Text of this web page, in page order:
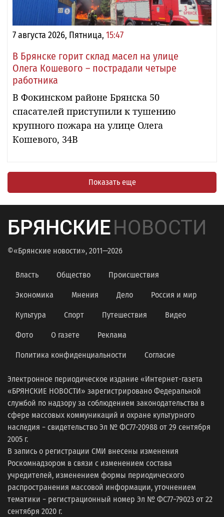
7 августа 2026, Пятница, 15:47
В Брянске горит склад масел на улице
Олега Кошевого – пострадали четыре
работника
В Фокинском районе Брянска 50
спасателей приступили к тушению
крупного пожара на улице Олега
Кошевого, 34В
Показать еще
БРЯНСКИЕНОВОСТИ
©«Брянские новости», 2011—2026
Власть Общество Происшествия
Экономика Мнения Дело Россия и мир
Культура Спорт Путешествия Видео
Фото О газете Реклама
Политика конфиденциальности Согласие
Электронное периодическое издание «Интернет-газета
«БРЯНСКИЕ НОВОСТИ» зарегистрировано Федеральной
службой по надзору за соблюдением законодательства в
сфере массовых коммуникаций и охране культурного
наследия − свидетельство Эл № ФС77-20988 от 29 сентября
2005 г.
В запись о регистрации СМИ внесены изменения
Роскомнадзором в связи с изменением состава
учредителей, изменением формы периодического
распространения массовой информации, уточнением
тематики − регистрационный номер Эл № ФС77−79023 от 22
сентября 2020 г.